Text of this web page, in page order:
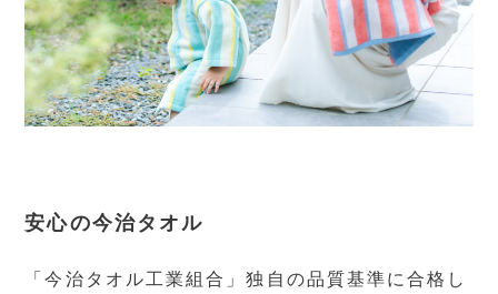
安心の今治タオル
「今治タオル工業組合」独自の品質基準に合格し